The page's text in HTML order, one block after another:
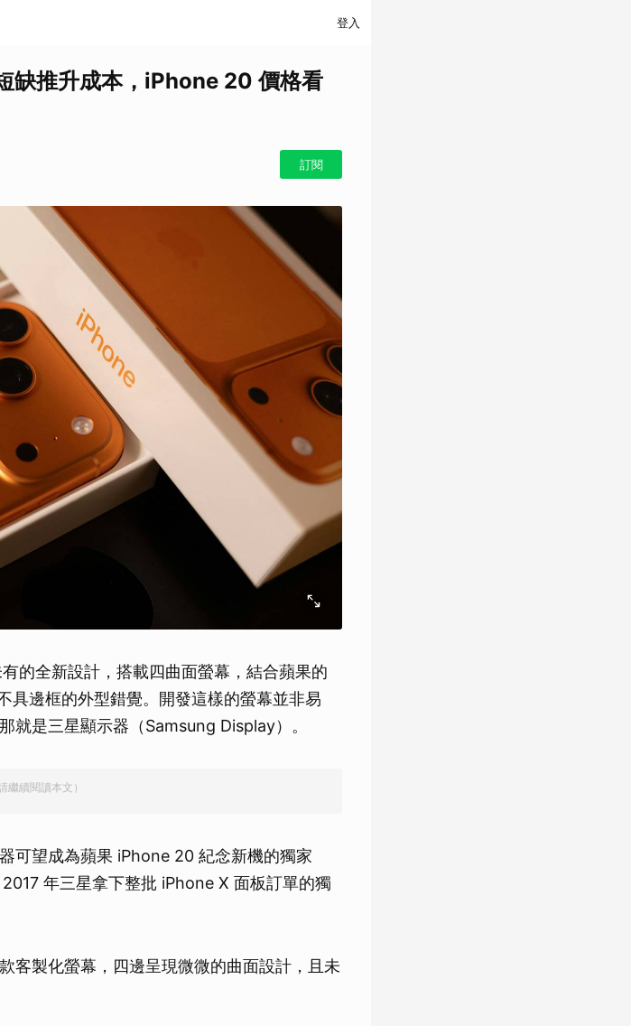
登入
缺推升成本，iPhone 20 價格看
訂閱
的全新設計，搭載四曲面螢幕，結合蘋果的
具邊框的外型錯覺。開發這樣的螢幕並非易
就是三星顯示器（Samsung Display）。
繼續閱讀本文）
可望成為蘋果 iPhone 20 紀念新機的獨家
年三星拿下整批 iPhone X 面板訂單的獨
客製化螢幕，四邊呈現微微的曲面設計，且未